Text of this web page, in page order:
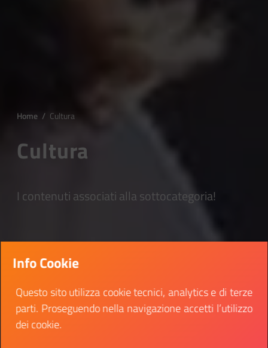
Home / Cultura
Cultura
I contenuti associati alla sottocategoria!
Info Cookie
Questo sito utilizza cookie tecnici, analytics e di terze
parti. Proseguendo nella navigazione accetti l’utilizzo
dei cookie.